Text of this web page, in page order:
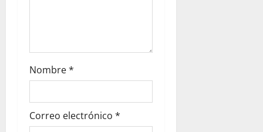
Nombre*
Correo electrónico *